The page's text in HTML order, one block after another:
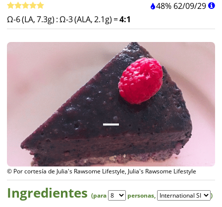
48% 62/09/29
Ω-6 (LA, 7.3g) :Ω-3 (ALA, 2.1g) =4:1
© Por cortesía de Julia's Rawsome Lifestyle, Julia's Rawsome Lifestyle
Ingredientes (para personas, )